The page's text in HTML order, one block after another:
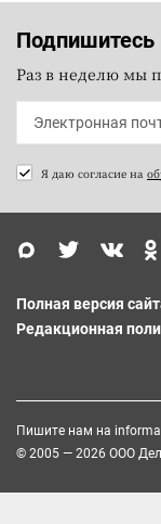
Подпишитесь
Раз в неделю мы
Я даю согласие на
Полная версия
Редакционная
Пишите нам на
© 2005 — 2026 ООО